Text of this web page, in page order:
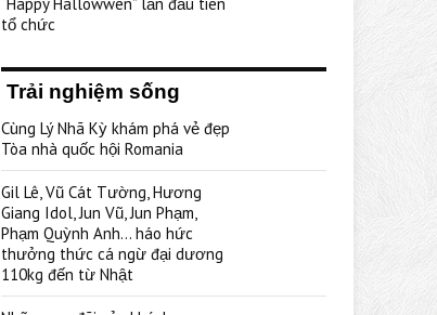
tổ chức
Trải nghiệm sống
Cùng Lý Nhã Kỳ khám phá vẻ đẹp
Tòa nhà quốc hội Romania
Gil Lê, Vũ Cát Tường, Hương
Giang Idol, Jun Vũ, Jun Phạm,
Phạm Quỳnh Anh… háo hức
thưởng thức cá ngừ đại dương
110kg đến từ Nhật